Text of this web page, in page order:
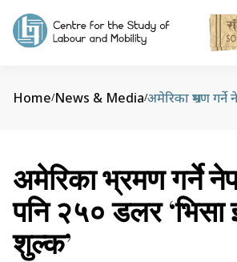
Home/News & Media/
अमेरिका भ्रमण गर्ने
पनि २५० डलर ‘भिसा
शुल्क’